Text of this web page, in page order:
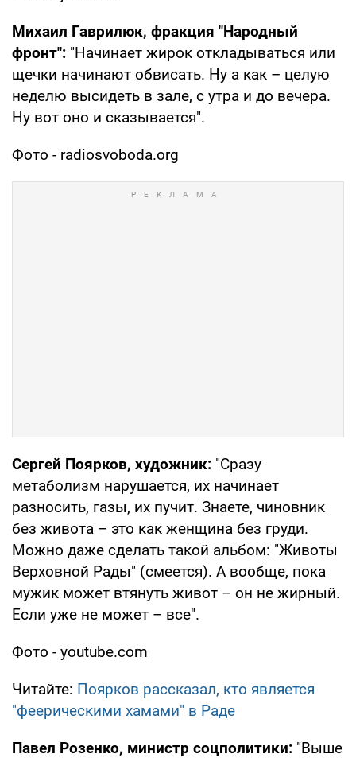
Михаил Гаврилюк, фракция "Народный
фронт": "Начинает жирок откладываться или
щечки начинают обвисать. Ну а как – целую
неделю высидеть в зале, с утра и до вечера.
Ну вот оно и сказывается".
Фото - radiosvoboda.org
Сергей Поярков, художник: "Сразу
метаболизм нарушается, их начинает
разносить, газы, их пучит. Знаете, чиновник
без живота – это как женщина без груди.
Можно даже сделать такой альбом: "Животы
Верховной Рады" (смеется). А вообще, пока
мужик может втянуть живот – он не жирный.
Если уже не может – все".
Фото - youtube.com
Читайте: Поярков рассказал, кто является
"феерическими хамами" в Раде
Павел Розенко, министр соцполитики: "Выше